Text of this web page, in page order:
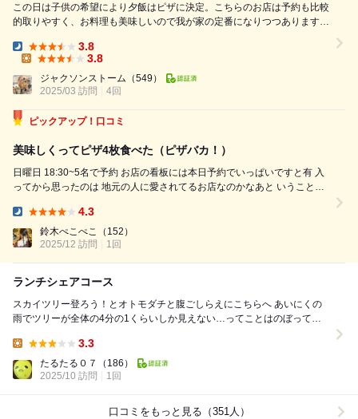
この日は子供の希望により夕飯はピザに決定。こちらのお店は予約も比較
的取りやすく、お料理も美味しいので我が家の定番になりつつあります。
由に選べるプリフィクススタイルなので毎回違うメニューが楽しめます。
この日頼んだ内容はこちら。 サングストコース 5,500円 ☆ 前菜盛り合
Dinner:
3.8
3.8
ジャクソンストーム （549）
2025/03 訪問
4回
ピックアップ！口コミ
美味しくってピザ4枚食べた（ピザバカ！）
日曜日 18:30~5名で予約 お店の看板には本日予約でいっぱいですと有 入
ってから思ったのは 地元の人に愛されてるお店なのかなあと いうこと。
4.3
鈴木ぺこぺこ
（152）
2025/12 訪問
1回
ランチシェアコース
スカイツリー登ろう！とオトモダチと腹ごしらえにこちらへ あいにくの
雨でツリーが全体の4分の1くらいしか見えない…ってことはのぼっても
3.3
たるたる０７
（186）
2025/10 訪問
1回
口コミをもっと見る（351人）